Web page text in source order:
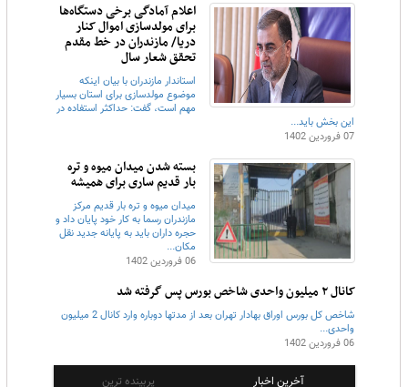
اعلام آمادگی برخی دستگاه‌ها
برای مولدسازی اموال کنار
دریا/ مازندران در خط مقدم
تحقق شعار سال
استاندار مازندران با بیان اینکه
موضوع مولدسازی برای استان بسیار
مهم است، گفت: حداکثر استفاده در
این بخش باید...
07 فروردین 1402
بسته شدن میدان میوه و تره
بار قدیم ساری برای همیشه
میدان میوه و تره بار قدیم مرکز
مازندران رسما به کار خود پایان داد و
حجره داران باید به پایانه جدید نقل
مکان...
06 فروردین 1402
کانال ۲ میلیون واحدی شاخص بورس پس گرفته شد
شاخص کل بورس اوراق بهادار تهران بعد از مدتها دوباره وارد کانال 2 میلیون
واحدی...
06 فروردین 1402
آخرین اخبار پربینده ترین